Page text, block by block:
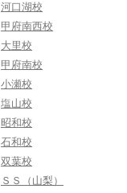
河口湖校
甲府南西校
大里校
甲府南校
小瀬校
塩山校
昭和校
石和校
双葉校
ＳＳ（山梨）